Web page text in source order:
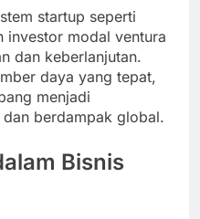
startup seperti
investor modal ventura
dan keberlanjutan.
daya yang tepat,
menjadi
berdampak global.
Bisnis